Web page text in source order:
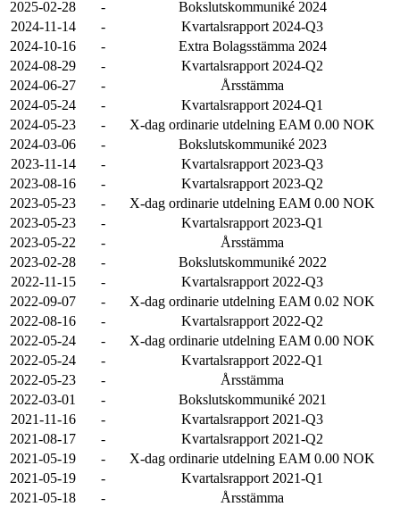
2025-02-28 -
Bokslutskommuniké 2024
2024-11-14
-
Kvartalsrapport 2024-Q3
2024-10-16
-
Extra Bolagsstämma 2024
2024-08-29
-
Kvartalsrapport 2024-Q2
2024-06-27
-
Årsstämma
2024-05-24
-
Kvartalsrapport 2024-Q1
2024-05-23
-
X-dag ordinarie utdelning EAM 0.00 NOK
2024-03-06
-
Bokslutskommuniké 2023
2023-11-14
-
Kvartalsrapport 2023-Q3
2023-08-16
-
Kvartalsrapport 2023-Q2
2023-05-23
-
X-dag ordinarie utdelning EAM 0.00 NOK
2023-05-23
-
Kvartalsrapport 2023-Q1
2023-05-22
-
Årsstämma
2023-02-28
-
Bokslutskommuniké 2022
2022-11-15
-
Kvartalsrapport 2022-Q3
2022-09-07
-
X-dag ordinarie utdelning EAM 0.02 NOK
2022-08-16
-
Kvartalsrapport 2022-Q2
2022-05-24
-
X-dag ordinarie utdelning EAM 0.00 NOK
2022-05-24
-
Kvartalsrapport 2022-Q1
2022-05-23
-
Årsstämma
2022-03-01
-
Bokslutskommuniké 2021
2021-11-16
-
Kvartalsrapport 2021-Q3
2021-08-17
-
Kvartalsrapport 2021-Q2
2021-05-19
-
X-dag ordinarie utdelning EAM 0.00 NOK
2021-05-19
-
Kvartalsrapport 2021-Q1
2021-05-18
-
Årsstämma